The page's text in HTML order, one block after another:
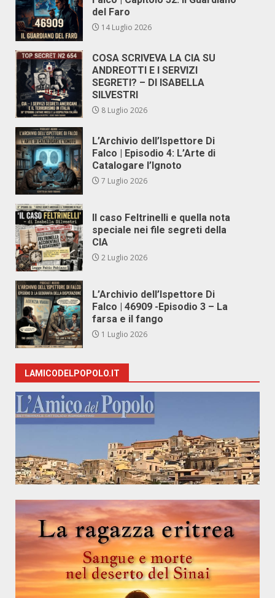
del Faro
14 Luglio 2026
COSA SCRIVEVA LA CIA SU
ANDREOTTI E I SERVIZI
SEGRETI? – DI ISABELLA
SILVESTRI
8 Luglio 2026
L’Archivio dell’Ispettore Di
Falco | Episodio 4: L’Arte di
Catalogare l’Ignoto
7 Luglio 2026
Il caso Feltrinelli e quella nota
speciale nei file segreti della
CIA
2 Luglio 2026
L’Archivio dell’Ispettore Di
Falco | 46909 -Episodio 3 – La
farsa e il fango
1 Luglio 2026
LAMICODELPOPOLO.IT